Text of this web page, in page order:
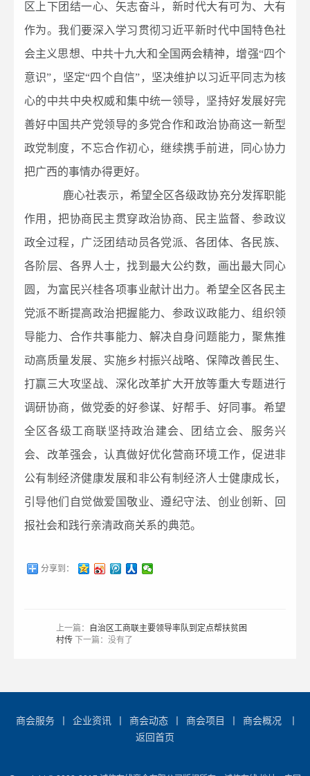
区上下团结一心、矢志奋斗，新时代大有可为、大有
作为。我们要深入学习贯彻习近平新时代中国特色社
会主义思想、中共十九大和全国两会精神，增强“四个
意识”，坚定“四个自信”，坚决维护以习近平同志为核
心的中共中央权威和集中统一领导，坚持好发展好完
善好中国共产党领导的多党合作和政治协商这一新型
政党制度，不忘合作初心，继续携手前进，同心协力
把广西的事情办得更好。
鹿心社表示，希望全区各级政协充分发挥职能
作用，把协商民主贯穿政治协商、民主监督、参政议
政全过程，广泛团结动员各党派、各团体、各民族、
各阶层、各界人士，找到最大公约数，画出最大同心
圆，为富民兴桂各项事业献计出力。希望全区各民主
党派不断提高政治把握能力、参政议政能力、组织领
导能力、合作共事能力、解决自身问题能力，聚焦推
动高质量发展、实施乡村振兴战略、保障改善民生、
打赢三大攻坚战、深化改革扩大开放等重大专题进行
调研协商，做党委的好参谋、好帮手、好同事。希望
全区各级工商联坚持政治建会、团结立会、服务兴
会、改革强会，认真做好优化营商环境工作，促进非
公有制经济健康发展和非公有制经济人士健康成长，
引导他们自觉做爱国敬业、遵纪守法、创业创新、回
报社会和践行亲清政商关系的典范。
分享到：
上一篇：
自治区工商联主要领导率队到定点帮扶贫困
村传 下一篇：没有了
商会服务 企业资讯 商会动态 商会项目 商会概况
返回首页